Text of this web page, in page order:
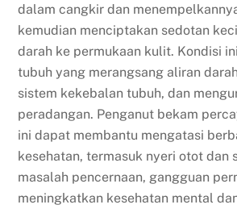
dalam cangkir dan
kemudian menciptakan sedotan
darah ke permukaan kulit. Kondisi
tubuh yang merangsang aliran
sistem kekebalan tubuh, dan
peradangan. Penganut bekam
ini dapat membantu mengatasi
kesehatan, termasuk nyeri otot dan
masalah pencernaan, gangguan
meningkatkan kesehatan mental